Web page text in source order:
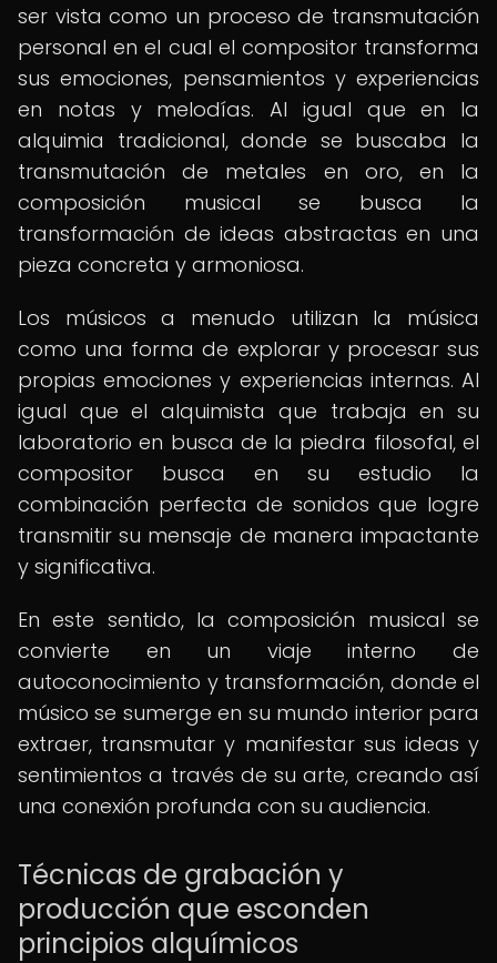
ser vista como un proceso de transmutación
personal en el cual el compositor transforma
sus emociones, pensamientos y experiencias
en notas y melodías. Al igual que en la
alquimia tradicional, donde se buscaba la
transmutación de metales en oro, en la
composición musical se busca la
transformación de ideas abstractas en una
pieza concreta y armoniosa.
Los músicos a menudo utilizan la música
como una forma de explorar y procesar sus
propias emociones y experiencias internas. Al
igual que el alquimista que trabaja en su
laboratorio en busca de la piedra filosofal, el
compositor busca en su estudio la
combinación perfecta de sonidos que logre
transmitir su mensaje de manera impactante
y significativa.
En este sentido, la composición musical se
convierte en un viaje interno de
autoconocimiento y transformación, donde el
músico se sumerge en su mundo interior para
extraer, transmutar y manifestar sus ideas y
sentimientos a través de su arte, creando así
una conexión profunda con su audiencia.
Técnicas de grabación y
producción que esconden
principios alquímicos